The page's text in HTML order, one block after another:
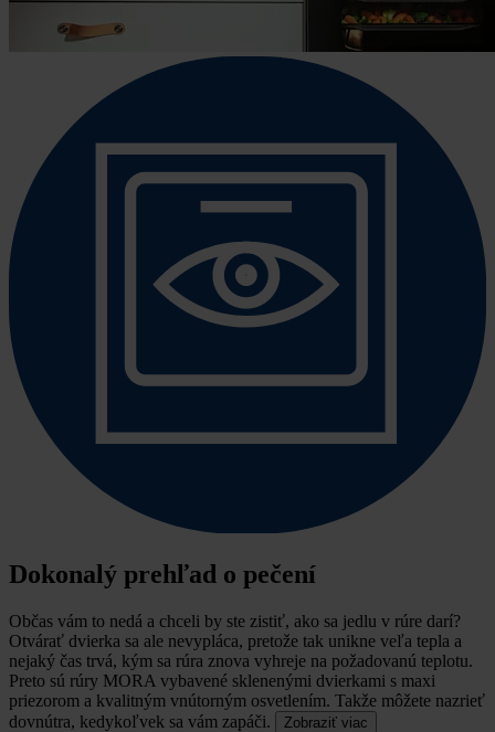
Dokonalý prehľad o pečení
Občas vám to nedá a chceli by ste zistiť, ako sa jedlu v rúre darí?
Otvárať dvierka sa ale nevypláca, pretože tak unikne veľa tepla a
nejaký čas trvá, kým sa rúra znova vyhreje na požadovanú teplotu.
Preto sú rúry MORA vybavené sklenenými dvierkami s maxi
priezorom a kvalitným vnútorným osvetlením. Takže môžete nazrieť
dovnútra, kedykoľvek sa vám zapáči.
Zobraziť viac